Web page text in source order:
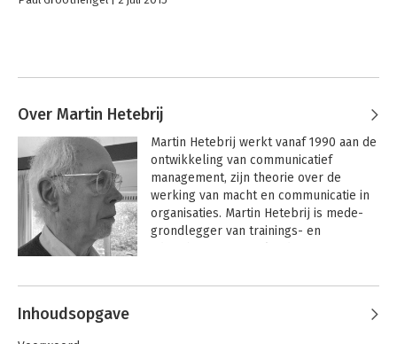
Over Martin Hetebrij
Martin Hetebrij werkt vanaf 1990 aan de
ontwikkeling van communicatief
management, zijn theorie over de
werking van macht en communicatie in
organisaties. Martin Hetebrij is mede-
grondlegger van trainings- en
geschreven, van meer theoretisch naar
Andere boeken door Martin
Hetebrij
Inhoudsopgave